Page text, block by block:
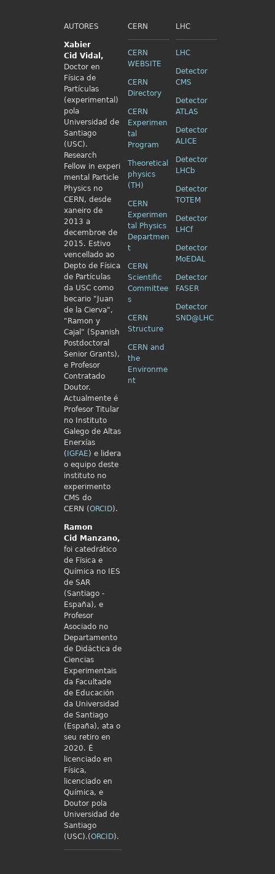
AUTORES
Xabier
Cid Vidal,
Doctor en
Física de
Partículas
(experimental)
pola
Universidad de
Santiago
(USC).
Research
Fellow in experi
mental Particle
Physics no
CERN, desde
xaneiro de
2013 a
decembroe de
2015. Estivo
vencellado ao
Depto de Física
de Partículas
da USC como
becario "Juan
de la Cierva",
"Ramon y
Cajal" (Spanish
Postdoctoral
Senior Grants),
e Profesor
Contratado
Doutor.
Actualmente é
Profesor Titular
no Instituto
Galego de Altas
Enerxías
( IGFAE) e lidera
o equipo deste
instituto no
experimento
CMS do
CERN (ORCID).
Ramon
Cid
Manzano,
foi catedrático
de Fïsica e
Química no IES
de SAR
(Santiago -
España), e
Profesor
Asociado no
Departamento
de Didáctica de
Ciencias
Experimentais
da Facultade
de Educación
da Universidad
de Santiago
(España), ata o
seu retiro en
2020. É
licenciado en
Física,
licenciado en
Química, e
Doutor pola
Universidad de
Santiago
(USC).(ORCID).
CERN
CERN
WEBSITE
CERN
Directory
CERN
Experimen
tal
Program
Theoretical
physics
(TH)
CERN
Experimen
tal Physics
Departmen
t
CERN
Scientific
Committee
s
CERN
Structure
CERN and
the
Environme
nt
LHC
LHC
Detector
CMS
Detector
ATLAS
Detector
ALICE
Detector
LHCb
Detector
TOTEM
Detector
LHCf
Detector
MoEDAL
Detector
FASER
Detector
SND@LHC